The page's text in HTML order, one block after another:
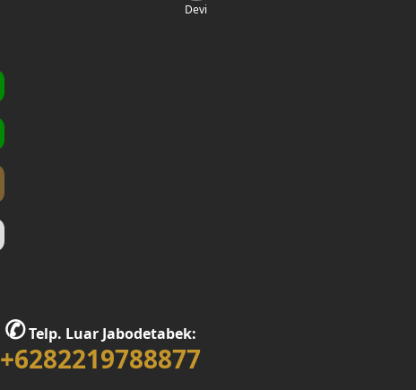
Devi
✆Telp. Luar Jabodetabek:
+6282219788877